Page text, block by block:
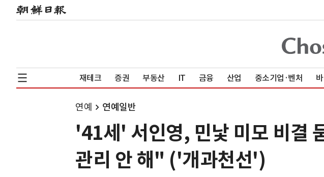
재테크 증권 부동산 IT 금융 산업 중소기업·벤처
연예 연예일반
'41세' 서인영, 민낯 미모 비결
관리 안 해" ('개과천선')